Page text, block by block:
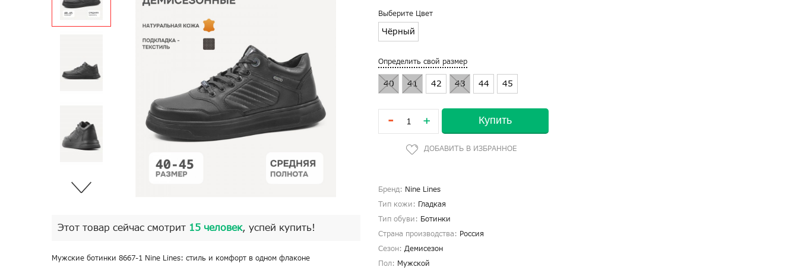
Этот товар сейчас смотрит 15 человек, успей купить!
Мужские ботинки 8667-1 Nine Lines: стиль и комфорт в одном флаконе
Выберите Цвет
Чёрный
Определить свой размер
40 41 42 43 44 45
- + Купить
Бренд: Nine Lines
Тип кожи: Гладкая
Тип обуви: Ботинки
Страна производства: Россия
Сезон: Демисезон
Пол: Мужской